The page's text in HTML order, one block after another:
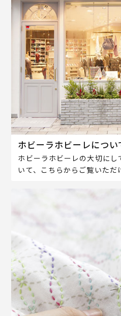
ホビーラホビーレについ
ホビーラホビーレの大切にし
いて、こちらからご覧いただ